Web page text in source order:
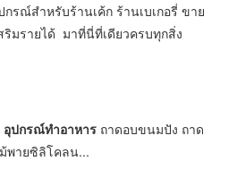
รณ์สำหรับร้านเค้ก ร้านเบเกอรี่ ขาย
มรายได้ มาที่นี่ที่เดียวครบทุกสิ่ง
อุปกรณ์ทำอาหาร ถาดอบขนมปัง ถาด
พายซิลิโคลน...